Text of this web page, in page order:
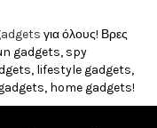
για όλους! Βρες
gadgets, spy
lifestyle gadgets,
home gadgets!